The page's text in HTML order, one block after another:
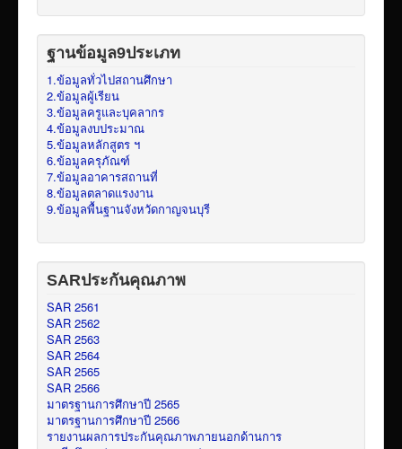
ฐานข้อมูล9ประเภท
1.ข้อมูลทั่วไปสถานศึกษา
2.ข้อมูลผู้เรียน
3.ข้อมูลครูและบุคลากร
4.ข้อมูลงบประมาณ
5.ข้อมูลหลักสูตร ฯ
6.ข้อมูลครุภัณฑ์
7.ข้อมูลอาคารสถานที่
8.ข้อมูลตลาดแรงงาน
9.ข้อมูลพื้นฐานจังหวัดกาญจนบุรี
SARประกันคุณภาพ
SAR 2561
SAR 2562
SAR 2563
SAR 2564
SAR 2565
SAR 2566
มาตรฐานการศึกษาปี 2565
มาตรฐานการศึกษาปี 2566
รายงานผลการประกันคุณภาพภายนอกด้านการ